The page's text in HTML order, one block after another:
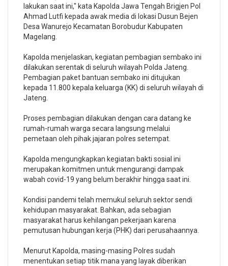
lakukan saat ini," kata Kapolda Jawa Tengah Brigjen Pol
Ahmad Lutfi kepada awak media di lokasi Dusun Bejen
Desa Wanurejo Kecamatan Borobudur Kabupaten
Magelang.
Kapolda menjelaskan, kegiatan pembagian sembako ini
dilakukan serentak di seluruh wilayah Polda Jateng.
Pembagian paket bantuan sembako ini ditujukan
kepada 11.800 kepala keluarga (KK) di seluruh wilayah di
Jateng.
Proses pembagian dilakukan dengan cara datang ke
rumah-rumah warga secara langsung melalui
pemetaan oleh pihak jajaran polres setempat.
Kapolda mengungkapkan kegiatan bakti sosial ini
merupakan komitmen untuk mengurangi dampak
wabah covid-19 yang belum berakhir hingga saat ini.
Kondisi pandemi telah memukul seluruh sektor sendi
kehidupan masyarakat. Bahkan, ada sebagian
masyarakat harus kehilangan pekerjaan karena
pemutusan hubungan kerja (PHK) dari perusahaannya.
Menurut Kapolda, masing-masing Polres sudah
menentukan setiap titik mana yang layak diberikan